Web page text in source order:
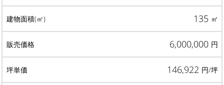
135 ㎡
6,000,000 円
146,922 円/坪